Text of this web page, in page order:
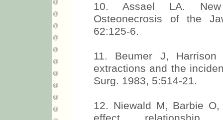
10. Assael LA. New
Osteonecrosis of the
62:125-6.
11. Beumer J,
extractions and the
Surg. 1983, 5:514-21.
12. Niewald M, Barbie